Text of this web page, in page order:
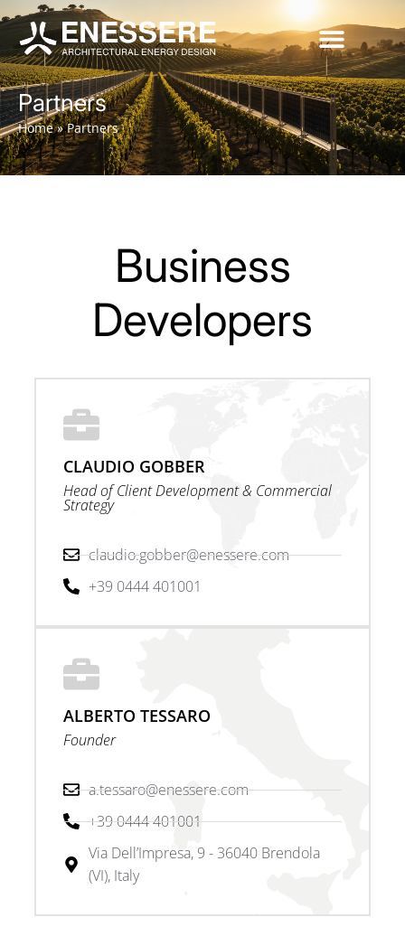
Partners
Home»Partners
Business
Developers
CLAUDIO GOBBER
Head of Client Development & Commercial
Strategy
claudio.gobber@enessere.com
+39 0444 401001
ALBERTO TESSARO
Founder
a.tessaro@enessere.com
+39 0444 401001
Via Dell’Impresa, 9 - 36040 Brendola
(VI), Italy